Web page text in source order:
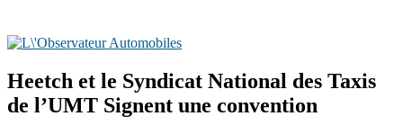
Heetch et le Syndicat National des Taxis
de l’UMT Signent une convention